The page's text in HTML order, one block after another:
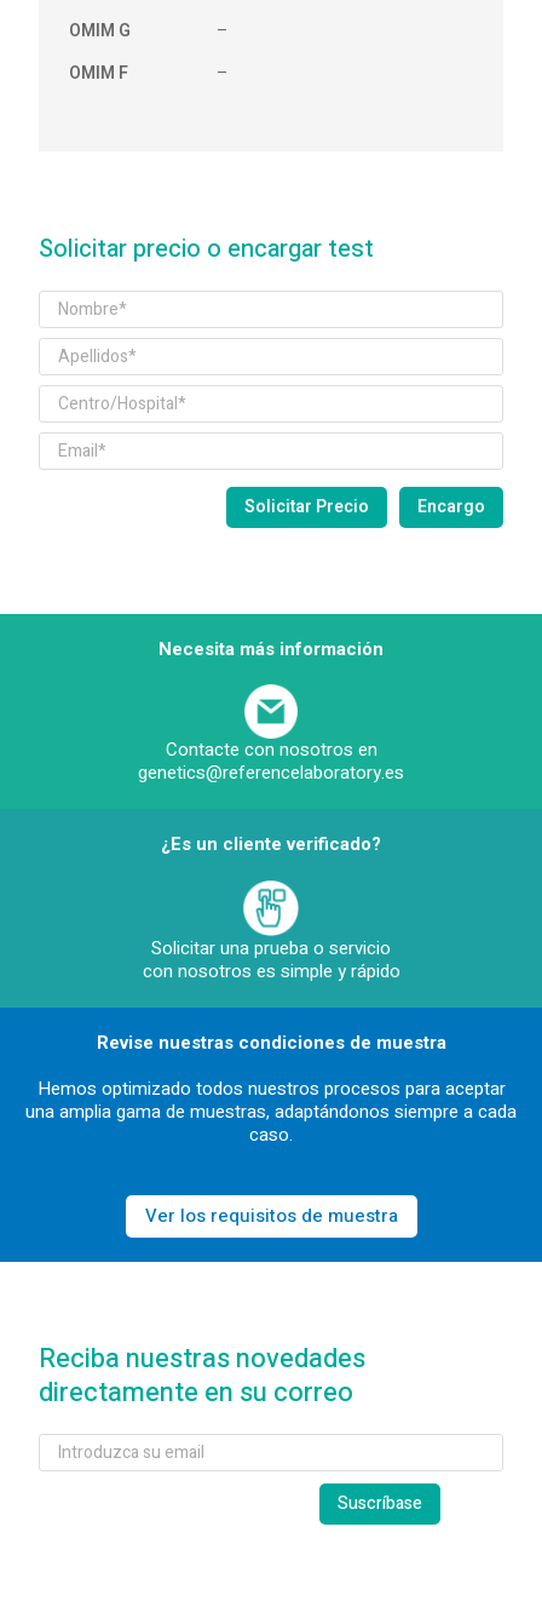
OMIM G
–
OMIM F
–
Solicitar precio o encargar test
Necesita más información
Contacte con nosotros en
genetics@referencelaboratory.es
¿Es un cliente verificado?
Solicitar una prueba o servicio
con nosotros es simple y rápido
Revise nuestras condiciones de muestra
Hemos optimizado todos nuestros procesos para aceptar
una amplia gama de muestras, adaptándonos siempre a cada
caso.
Ver los requisitos de muestra
Reciba nuestras novedades
directamente en su correo